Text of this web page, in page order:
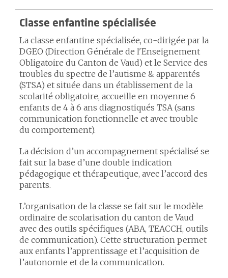
Classe enfantine spécialisée
La classe enfantine spécialisée, co-dirigée par la
DGEO (Direction Générale de l'Enseignement
Obligatoire du Canton de Vaud) et le Service des
troubles du spectre de l’autisme & apparentés
(STSA) et située dans un établissement de la
scolarité obligatoire, accueille en moyenne 6
enfants de 4 à 6 ans diagnostiqués TSA (sans
communication fonctionnelle et avec trouble
du comportement).
La décision d’un accompagnement spécialisé se
fait sur la base d’une double indication
pédagogique et thérapeutique, avec l’accord des
parents.
L’organisation de la classe se fait sur le modèle
ordinaire de scolarisation du canton de Vaud
avec des outils spécifiques (ABA, TEACCH, outils
de communication). Cette structuration permet
aux enfants l’apprentissage et l’acquisition de
l’autonomie et de la communication.